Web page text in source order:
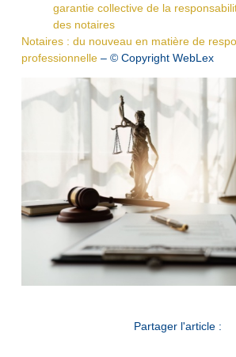
garantie collective de la
des notaires
Notaires : du nouveau en matière de
professionnelle– © Copyright WebLex
Partager l'article :